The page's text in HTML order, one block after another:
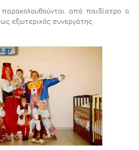
από παιδίατρο ο
εξωτερικός συνεργάτης.